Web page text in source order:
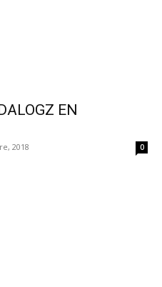
EN
2018 0